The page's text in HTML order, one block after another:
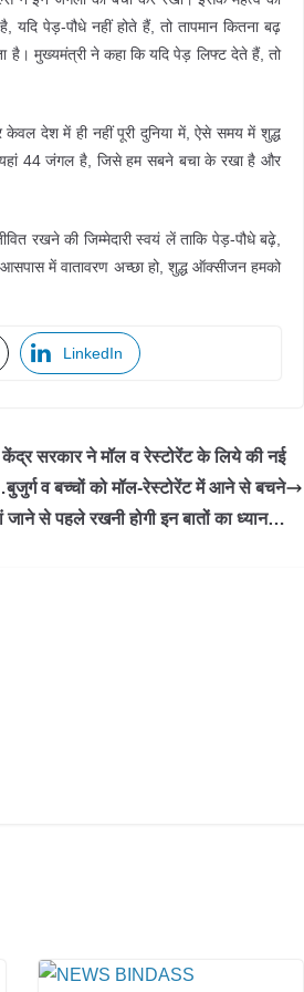
पेड़-पौधे नहीं होते हैं, तो तापमान कितना बढ़
है। मुख्यमंत्री ने कहा कि यदि पेड़ लिफ्ट देते हैं, तो
देश में ही नहीं पूरी दुनिया में, ऐसे समय में शुद्ध
यहां 44 जंगल है, जिसे हम सबने बचा के रखा है और
रखने की जिम्मेदारी स्वयं लें ताकि पेड़-पौधे बढ़े,
में वातावरण अच्छा हो, शुद्ध ऑक्सीजन हमको
LinkedIn
सरकार ने मॉल व रेस्टोरेंट के लिये की नई
व बच्चों को मॉल-रेस्टोरेंट में आने से बचने
जाने से पहले रखनी होगी इन बातों का ध्यान…